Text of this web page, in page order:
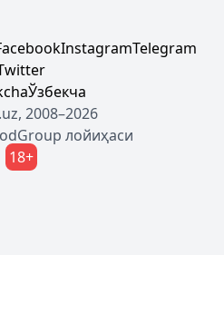
InstagramTelegram
Ўзбекча
2008–2026
лойиҳаси
18+